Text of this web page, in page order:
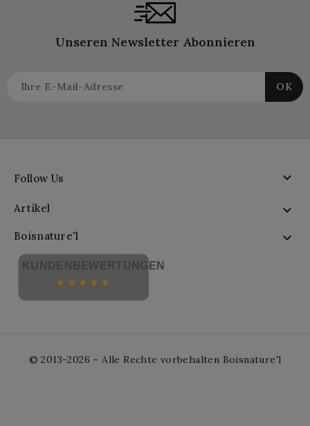
Unseren Newsletter Abonnieren
Follow Us 
Artikel 
Boisnature'l 
KUNDENBEWERTUNGEN
© 2013-2026 – Alle Rechte vorbehalten Boisnature'l